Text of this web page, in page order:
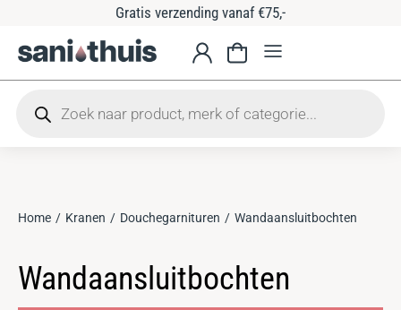
Gratis verzending vanaf €75,-
Je bent hier:
Home Kranen Douchegarnituren Wandaansluitbochten
Wandaansluitbochten